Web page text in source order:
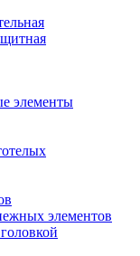
элементы
элементов